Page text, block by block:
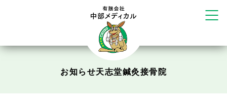
かえる堂鍼灸院 整骨院 うるま店 ウェルネス鍼灸院・接骨院 甲府千
リラクゼーション
ボディコンフォート Cure
お知らせ天志堂鍼灸接骨院